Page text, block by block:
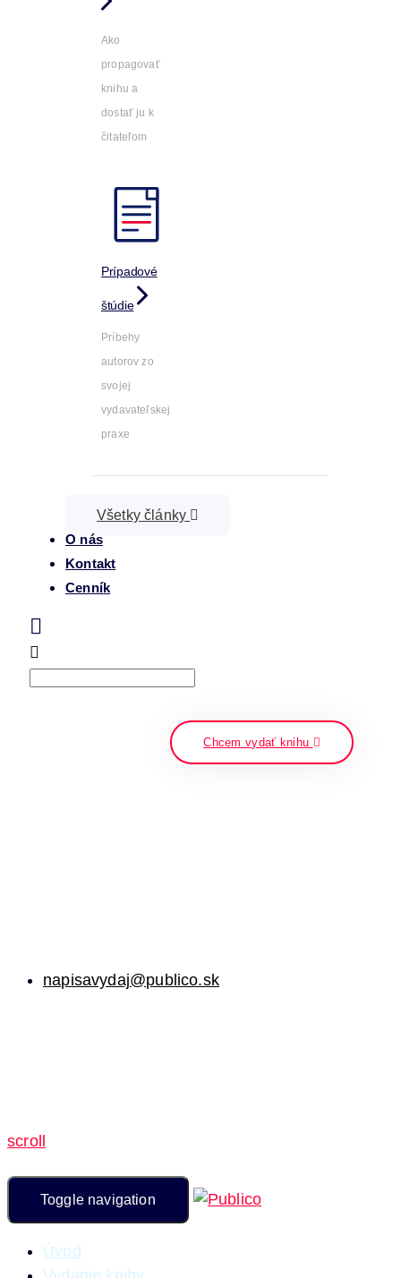
Ako
propagovať
knihu a
dostať ju k
čitateľom
Prípadové
štúdie
Príbehy
autorov zo
svojej
vydavateľskej
praxe
Všetky články
O nás
Kontakt
Cenník
Search
Chcem vydať knihu
napisavydaj@publico.sk
scroll
Toggle navigation
Úvod